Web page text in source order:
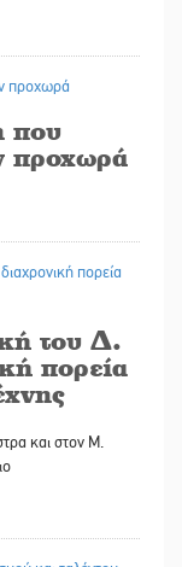
που
προχωρά
του Δ.
πορεία
και στον Μ.